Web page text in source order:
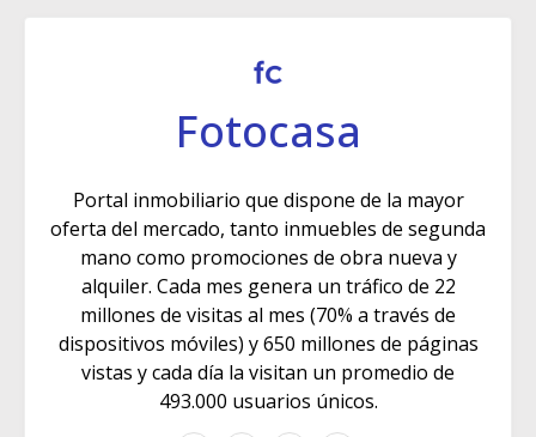
Fotocasa
Portal inmobiliario que dispone de la mayor
oferta del mercado, tanto inmuebles de segunda
mano como promociones de obra nueva y
alquiler. Cada mes genera un tráfico de 22
millones de visitas al mes (70% a través de
dispositivos móviles) y 650 millones de páginas
vistas y cada día la visitan un promedio de
493.000 usuarios únicos.